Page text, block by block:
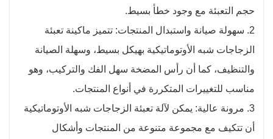
حجم التعبئة مع وجود خطأ بسيط.
2. سهولة صيانة واستبدال المنتجات: تتميز ماكينة تعبئة
الزجاجات شبه الأوتوماتيكية بهيكل بسيط، وسهلة الصيانة
والتنظيف، كما أن رأس المضخة سهل الفك والتركيب، وهو
مناسب للتغييرات المتكررة في أنواع المنتجات.
3. مرونة عالية: يمكن لآلة تعبئة الزجاجات شبه الأوتوماتيكية
أن تتكيف مع مجموعة متنوعة من المنتجات وأشكال